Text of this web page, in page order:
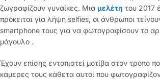
ζωγραφίζουν γυναίκες. Μια μελέτη του 2017
πρόκειται για λήψη selfies, οι άνθρωποι
smartphone τους για να φωτογραφίσουν το
μάγουλο .
Έχουν επίσης εντοπιστεί μοτίβα στον τρόπο
κάμερες τους κάθετα αυτοί που